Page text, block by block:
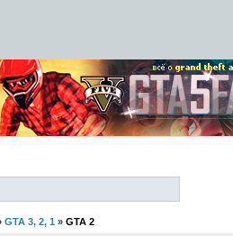
GTA 3, 2, 1 » GTA 2